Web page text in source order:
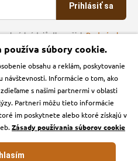
údajov
Google Analytics
Prihlásiť sa
údajů dle našichPodmínek
sieťach
súbory cookie.
obsahu a reklám, poskytovanie
návštevnosti. Informácie o tom, ako
s našimi partnermi v oblasti
Partneri môžu tieto informácie
im poskytnete alebo ktoré získajú v
Zásady používania súborov cookie